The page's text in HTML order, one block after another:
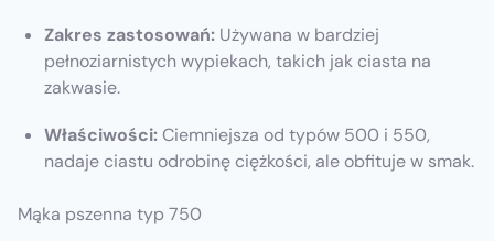
Zakres zastosowań: Używana w bardziej
pełnoziarnistych wypiekach, takich jak ciasta na
zakwasie.
Właściwości:Ciemniejsza od typów 500 i 550,
nadaje ciastu odrobinę ciężkości, ale obfituje w smak.
Mąka pszenna typ 750